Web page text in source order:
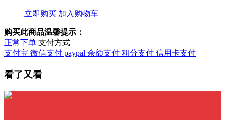
立即购买 加入购物车
购买此商品温馨提示：
正常下单 支付方式
支付宝 微信支付 paypal 余额支付 积分支付 信用卡支付
看了又看